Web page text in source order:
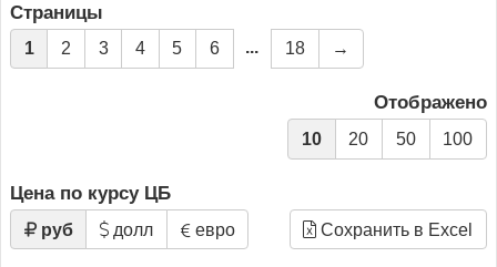
Страницы
1 2 3 4 5 6 ... 18 →
Отображено
10 20 50 100
Цена по курсу ЦБ
руб долл евро Сохранить в Excel